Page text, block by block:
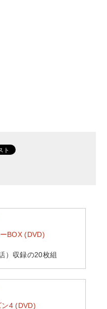
BOX (DVD)
）収録の20枚組
ン4 (DVD)